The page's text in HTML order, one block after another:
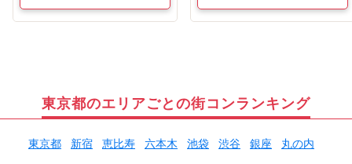
東京都のエリアごとの街コンランキング
東京都 新宿 恵比寿 六本木 池袋 渋谷 銀座 丸の内